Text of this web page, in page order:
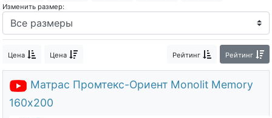
Open submenu (Детские кровати)
Open submenu (Шкафы)
Шкафы
Контакты
Изменить размер:
Цена Цена Рейтинг Рейтинг
Матрас Промтекс-Ориент Monolit Memory
160х200